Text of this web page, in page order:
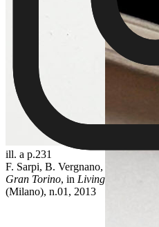
ill. a p.231
F. Sarpi, B. Vergnano,
Gran Torino, in Living
(Milano), n.01, 2013